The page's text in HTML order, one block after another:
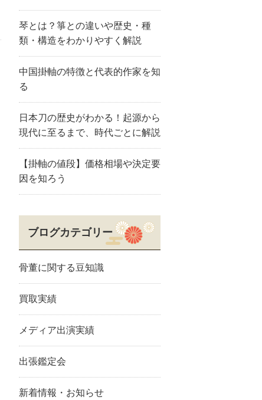
琴とは？箏との違いや歴史・種
類・構造をわかりやすく解説
中国掛軸の特徴と代表的作家を知
る
日本刀の歴史がわかる！起源から
現代に至るまで、時代ごとに解説
【掛軸の値段】価格相場や決定要
因を知ろう
ブログカテゴリー
骨董に関する豆知識
買取実績
メディア出演実績
出張鑑定会
新着情報・お知らせ